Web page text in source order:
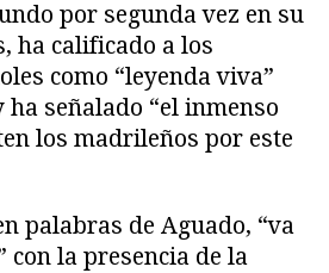
por segunda vez en su
ha calificado a los
como “leyenda viva”
ha señalado “el inmenso
los madrileños por este
palabras de Aguado, “va
con la presencia de la